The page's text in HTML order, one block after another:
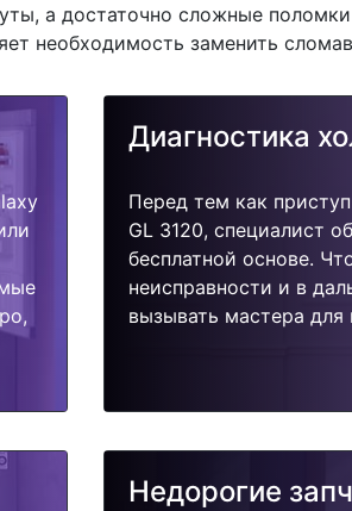
а достаточно сложные
необходимость заменить
Диагностика
Перед тем как
GL 3120, специалист
бесплатной основе.
неисправности и в
вызывать мастера
Недорогие